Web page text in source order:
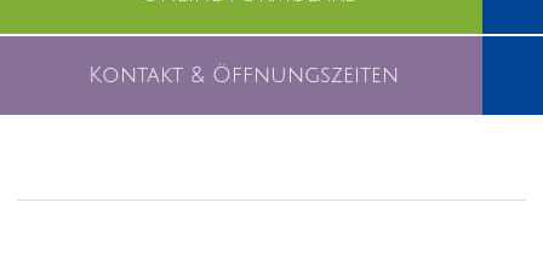
Kontakt & Öffnungszeiten